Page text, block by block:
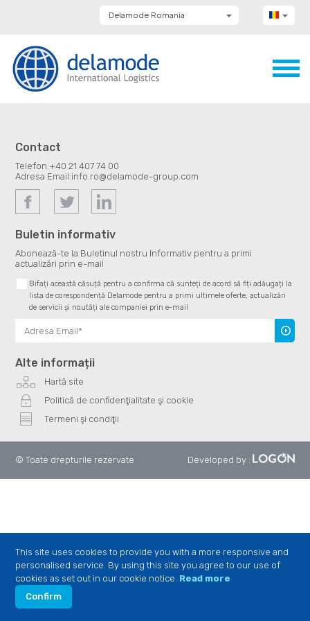
Delamode Romania
Delamode Bulgaria
Delamode Estonia
Delamode Latvia
Contact
Telefon:+40 21 407 74 00
Adresa Email:info.ro@delamode-group.com
Buletin informativ
Abonează-te la Buletinul nostru Informativ pentru a primi
actualizări prin e-mail
Bifați această căsuță pentru a confirma că sunteți de acord să fiți adăugați la
lista de corespondență Delamode pentru a primi ultimele oferte, actualizări
de servicii și noutăți ale companiei prin e-mail
Alte informații
Hartă site
Politică de confidenţialitate şi cookie
Termeni şi condiţii
© Toate drepturile rezervate Developed by :
This site uses cookies to provide you with a more responsive and
personalised service. By using this site you agree to our use of
cookies as set out in our cookie notice. Read more
Confirm